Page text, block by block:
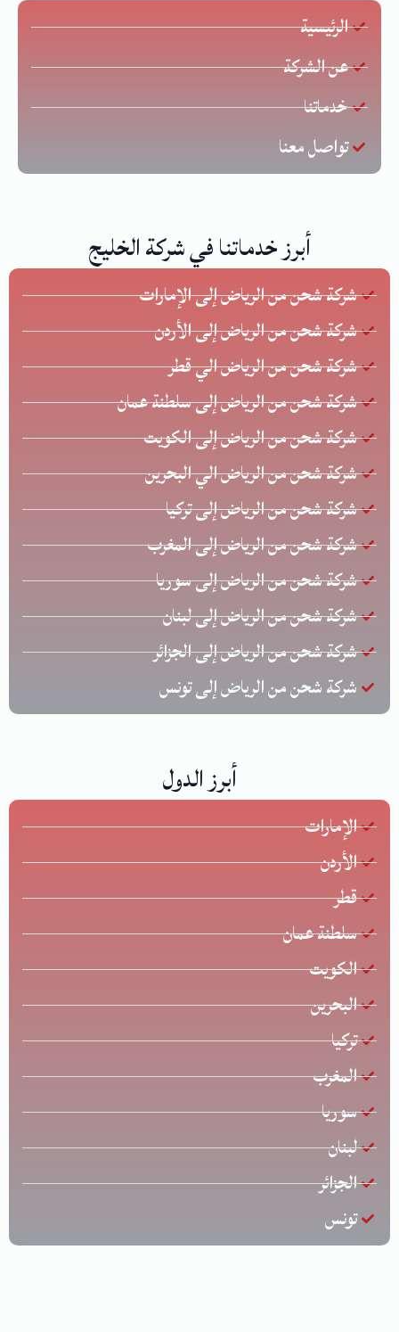
الرئيسية
عن الشركة
خدماتنا
تواصل معنا
أبرز خدماتنا في شركة الخليج
شركة شحن من الرياض إلى الإمارات
شركة شحن من الرياض إلى الأردن
شركة شحن من الرياض الي قطر
شركة شحن من الرياض إلى سلطنة عمان
شركة شحن من الرياض إلى الكويت
شركة شحن من الرياض الي البحرين
شركة شحن من الرياض إلى تركيا
شركة شحن من الرياض إلى المغرب
شركة شحن من الرياض إلى سوريا
شركة شحن من الرياض إلى لبنان
شركة شحن من الرياض إلى الجزائر
شركة شحن من الرياض إلى تونس
أبرز الدول
الإمارات
الأردن
قطر
سلطنة عمان
الكويت
البحرين
تركيا
المغرب
سوريا
لبنان
الجزائر
تونس